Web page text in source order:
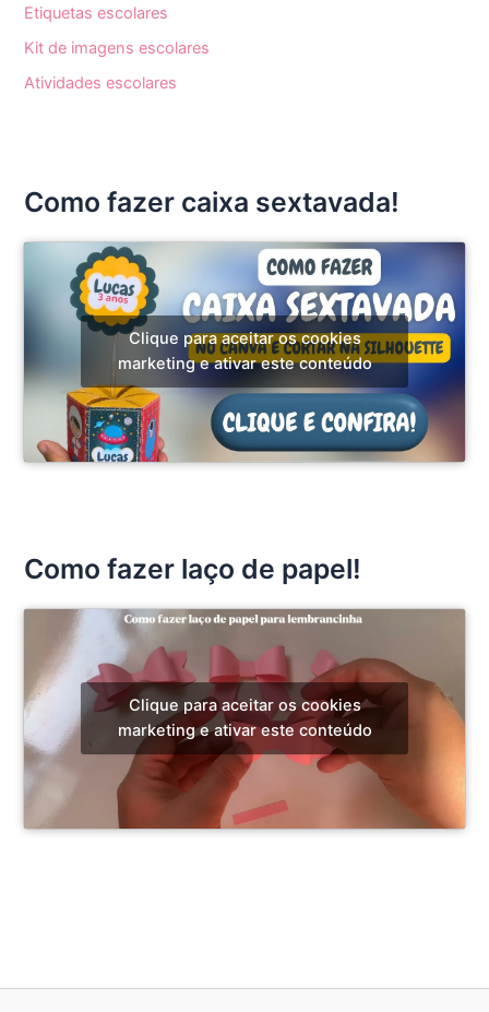
Etiquetas escolares
Kit de imagens escolares
Atividades escolares
Como fazer caixa sextavada!
Clique para aceitar os cookies
marketing e ativar este conteúdo
Como fazer laço de papel!
Clique para aceitar os cookies
marketing e ativar este conteúdo